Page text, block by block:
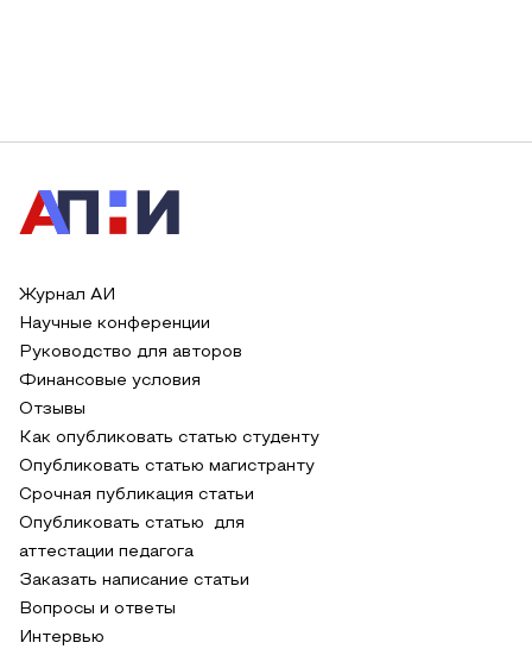
Журнал АИ
Научные конференции
Руководство для авторов
Финансовые условия
Отзывы
Как опубликовать статью студенту
Опубликовать статью магистранту
Срочная публикация статьи
Опубликовать статью для
аттестации педагога
Заказать написание статьи
Вопросы и ответы
Интервью